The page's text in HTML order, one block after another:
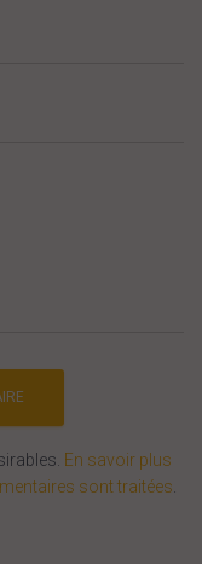
En savoir plus
sont traitées